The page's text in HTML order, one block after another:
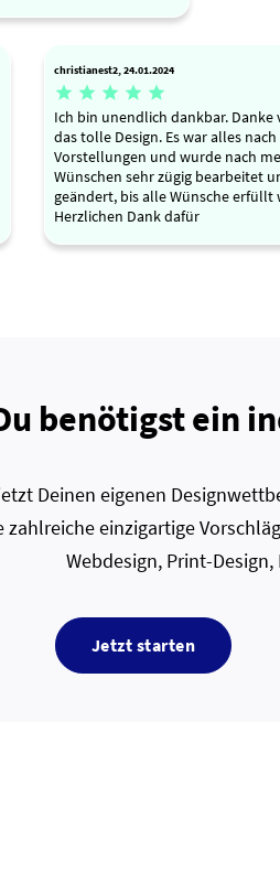
christianest2, 24.01.2024
    
Ich bin unendlich dankbar. Danke
das tolle Design. Es war alles
Vorstellungen und wurde nach
Wünschen sehr zügig bearbeitet
geändert, bis alle Wünsche erfüllt
Herzlichen Dank dafür
benötigst ein
Deinen eigenen
zahlreiche einzigartige
Webdesign, Print-
Jetzt starten